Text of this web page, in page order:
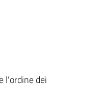
l'ordine dei